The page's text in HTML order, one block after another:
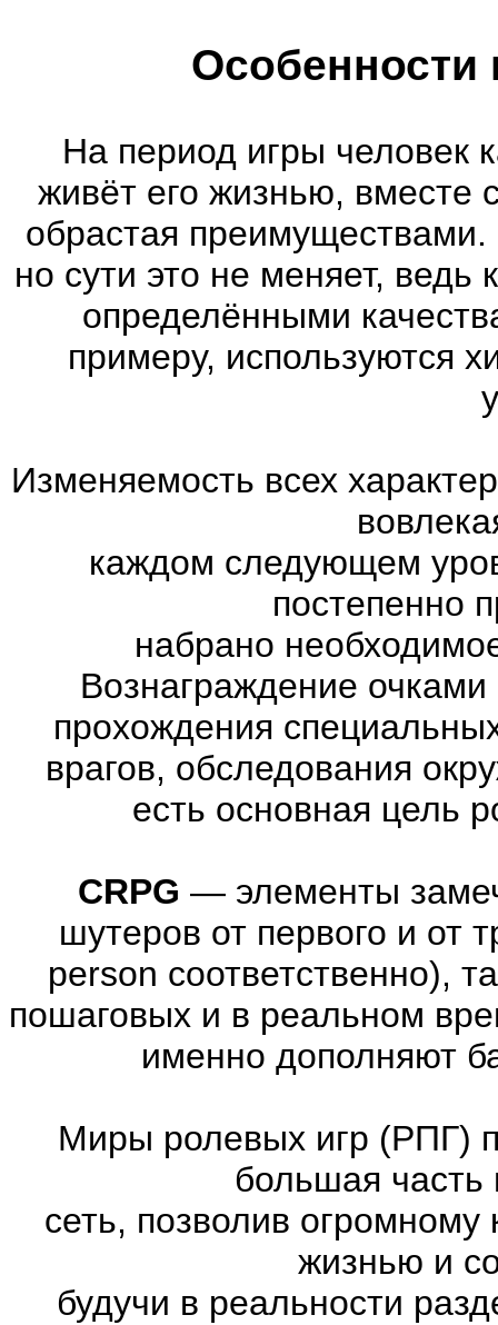
Особенности
На период игры человек
живёт его жизнью, вместе
обрастая
но сути это не меняет,
определёнными
примеру, используются
Изменяемость всех
каждом следующем
постепенно
набрано
Вознаграждение
прохождения
врагов, обследования
есть основная цель
CRPG — элементы
шутеров от первого и от
person соответственно),
пошаговых и в реальном
именно дополняют
Миры ролевых игр (РПГ)
большая часть
сеть, позволив огромному
жизнью и
будучи в реальности